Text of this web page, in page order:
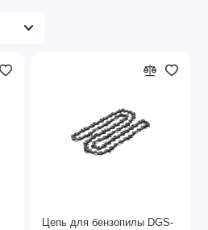
Цепь для бензопилы DGS-